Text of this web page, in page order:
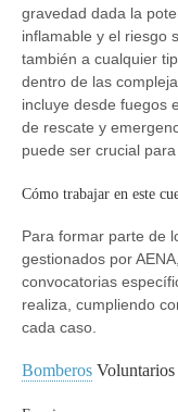
gravedad dada la
inflamable y el riesgo
también a cualquier
dentro de las
incluye desde fuegos
de rescate y
puede ser crucial para
Cómo trabajar en este
Para formar parte de
gestionados por
convocatorias
realiza, cumpliendo
cada caso.
Bomberos Voluntarios